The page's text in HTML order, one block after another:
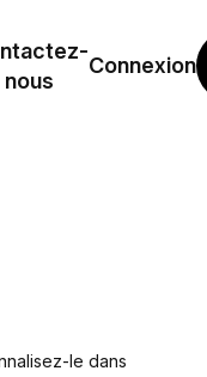
nous
Connexion
le dans